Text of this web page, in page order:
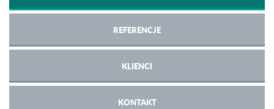
REFERENCJE
KLIENCI
KONTAKT